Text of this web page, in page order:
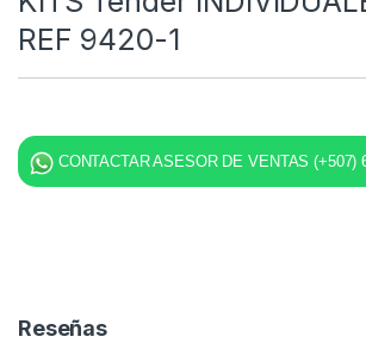
REF 9420-1
CONTACTAR ASESOR DE VENTAS (+507)
Reseñas